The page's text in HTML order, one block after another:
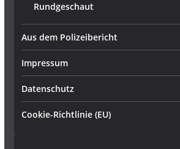
Rundgeschaut
Aus dem Polizeibericht
Impressum
Datenschutz
Cookie-Richtlinie (EU)